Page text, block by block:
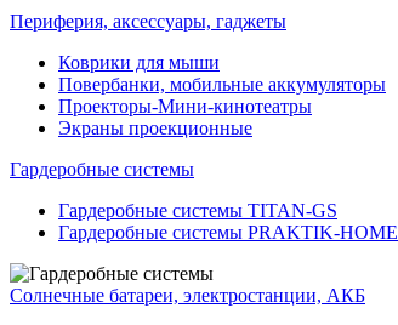
Периферия, аксессуары, гаджеты
Коврики для мыши
Повербанки, мобильные аккумуляторы
Проекторы-Мини-кинотеатры
Экраны проекционные
Гардеробные системы
Гардеробные системы TITAN-GS
Гардеробные системы PRAKTIK-HOME
Солнечные батареи, электростанции, АКБ